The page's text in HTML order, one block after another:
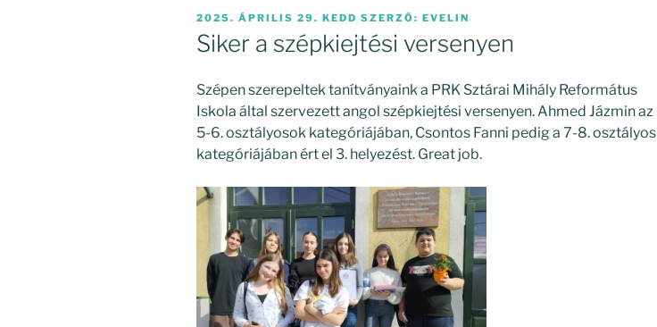
BEKÜLDVE:
2025. ÁPRILIS 29. KEDD SZERZŐ: EVELIN
Siker a szépkiejtési versenyen
Szépen szerepeltek tanítványaink a PRK Sztárai Mihály Református
Iskola által szervezett angol szépkiejtési versenyen. Ahmed Jázmin az
5-6. osztályosok kategóriájában, Csontos Fanni pedig a 7-8. osztályos
kategóriájában ért el 3. helyezést. Great job.